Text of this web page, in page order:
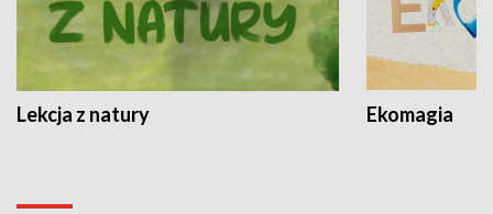
Lekcja z natury Ekomagia